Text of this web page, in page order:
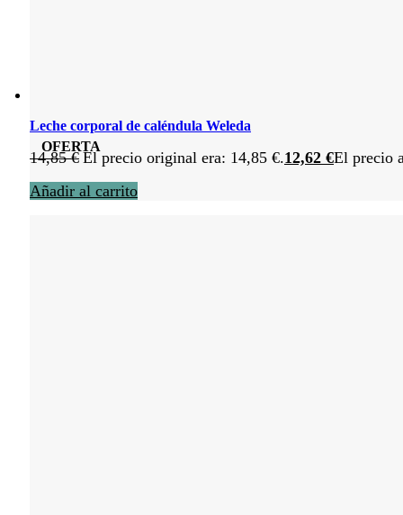
OFERTA
Leche corporal de caléndula Weleda
14,85€ El precio original era: 14,85 €.12,62 €El precio
Añadir al carrito